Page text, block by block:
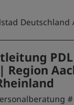
Deutschland
Region